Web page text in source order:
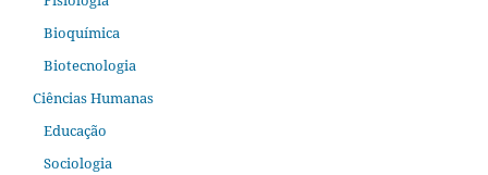
Bioquímica
Biotecnologia
Ciências Humanas
Educação
Sociologia